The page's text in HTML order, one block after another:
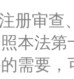
审查
本法
需要